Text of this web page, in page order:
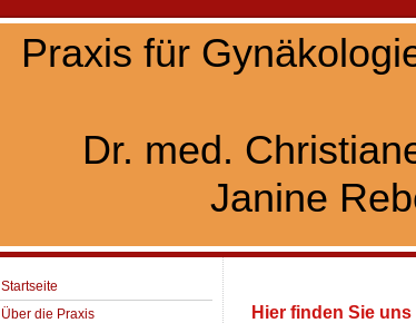
Praxis für
Dr. med.
Janine
Startseite
Über die Praxis
Hier finden Sie uns